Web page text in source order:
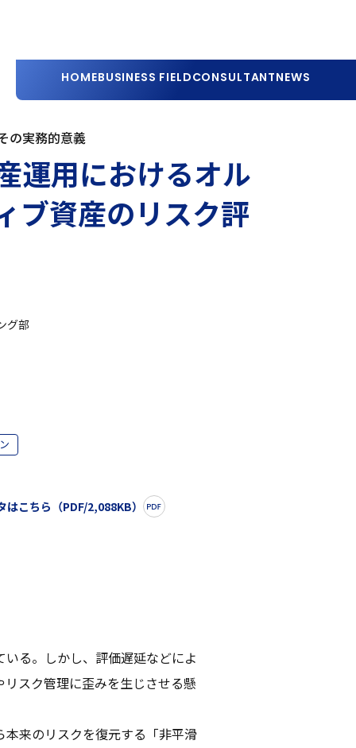
HOMEBUSINESS FIELDCONSULTANTNEWS
の実務的意義
運用におけるオル
ブ資産のリスク評
グ部
はこちら（PDF/2,088KB）
る。しかし、評価遅延などによ
スク管理に歪みを生じさせる懸
来のリスクを復元する「非平滑